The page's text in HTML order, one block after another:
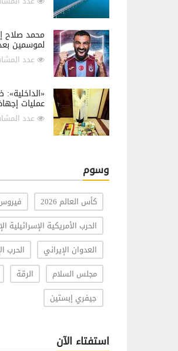
محمد صلاح
لموسمين
عدد
عمليات
عدد
وسوم
كأس العالم 2026
الحرب الأمريكية الإسرائيلية
العدوان الإيراني
الحرب
مجلس السلام
الرقة
جيفري إبستين
استفتاء الآن